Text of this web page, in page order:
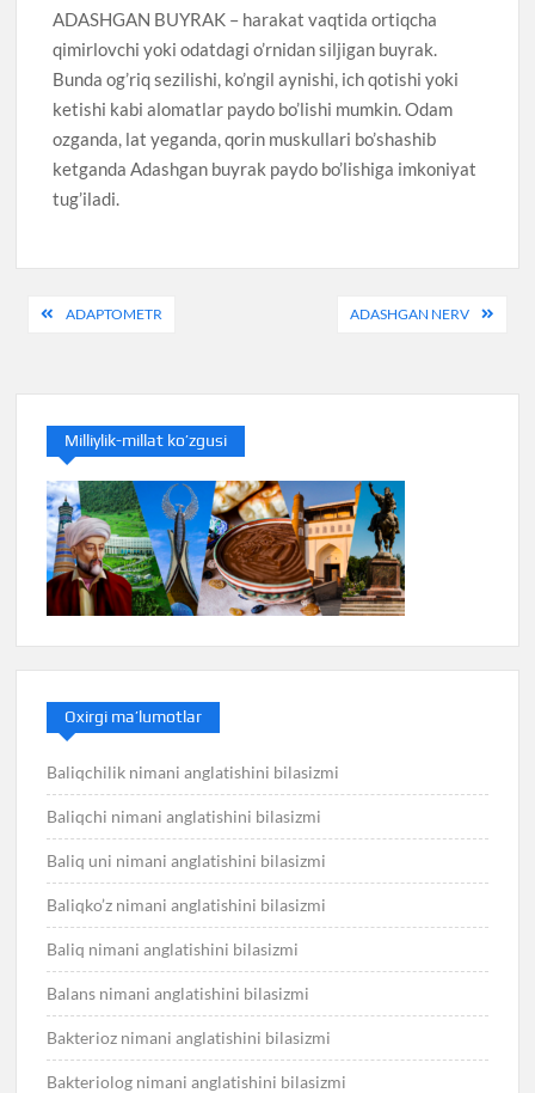
ADASHGAN BUYRAK – harakat vaqtida ortiqcha
qimirlovchi yoki odatdagi o’rnidan siljigan buyrak.
Bunda og’riq sezilishi, ko’ngil aynishi, ich qotishi yoki
ketishi kabi alomatlar paydo bo’lishi mumkin. Odam
ozganda, lat yeganda, qorin muskullari bo’shashib
ketganda Adashgan buyrak paydo bo’lishiga imkoniyat
tug’iladi.
PostADAPTOMETR ADASHGAN NERV
Milliylik-millat ko’zgusi
Oxirgi ma’lumotlar
Baliqchilik nimani anglatishini bilasizmi
Baliqchi nimani anglatishini bilasizmi
Baliq uni nimani anglatishini bilasizmi
Baliqko’z nimani anglatishini bilasizmi
Baliq nimani anglatishini bilasizmi
Balans nimani anglatishini bilasizmi
Bakterioz nimani anglatishini bilasizmi
Bakteriolog nimani anglatishini bilasizmi